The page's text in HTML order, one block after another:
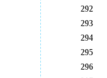
292
293
294
295
296